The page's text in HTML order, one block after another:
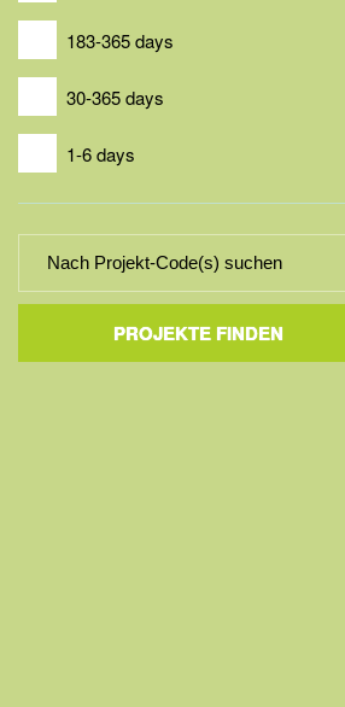
183-365 days
30-365 days
1-6 days
PROJEKTE FINDEN